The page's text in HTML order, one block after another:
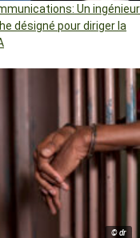
Un ingénieur
désigné pour diriger la
© dr